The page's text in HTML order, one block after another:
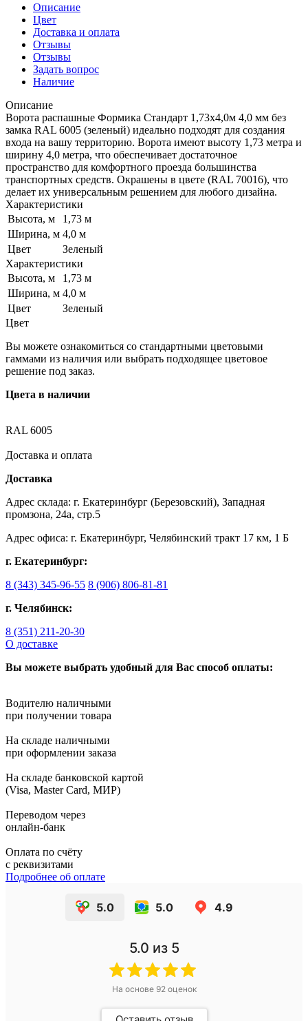
Описание
Цвет
Доставка и оплата
Отзывы
Отзывы
Задать вопрос
Наличие
Описание
Ворота распашные Формика Стандарт 1,73х4,0м 4,0 мм без
замка RAL 6005 (зеленый) идеально подходят для создания
входа на вашу территорию. Ворота имеют высоту 1,73 метра и
ширину 4,0 метра, что обеспечивает достаточное
пространство для комфортного проезда большинства
транспортных средств. Окрашены в цвете (RAL 70016), что
делает их универсальным решением для любого дизайна.
Характеристики
Высота, м
1,73 м
Ширина, м 4,0 м
Цвет
Зеленый
Характеристики
Высота, м
1,73 м
Ширина, м 4,0 м
Цвет
Зеленый
Цвет
Вы можете ознакомиться со стандартными цветовыми
гаммами из наличия или выбрать подходящее цветовое
решение под заказ.
Цвета в наличии
RAL 6005
Доставка и оплата
Доставка
Адрес склада: г. Екатеринбург (Березовский), Западная
промзона, 24а, стр.5
Адрес офиса: г. Екатеринбург, Челябинский тракт 17 км, 1 Б
г. Екатеринбург:
8 (343) 345-96-55 8 (906) 806-81-81
г. Челябинск:
8 (351) 211-20-30
О доставке
Вы можете выбрать удобный для Вас способ оплаты:
Водителю наличными
при получении товара
На складе наличными
при оформлении заказа
На складе банковской картой
(Visa, Master Card, МИР)
Переводом через
онлайн-банк
Оплата по счёту
с реквизитами
Подробнее об оплате
5.0 5.0 4.9
5.0 из 5
На основе 92 оценок